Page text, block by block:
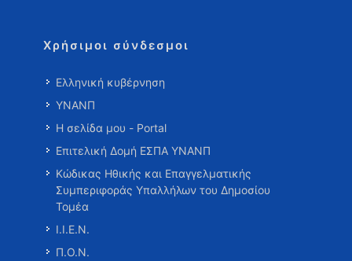
Χρήσιμοι σύνδεσμοι
Ελληνική κυβέρνηση
ΥΝΑΝΠ
Η σελίδα μου - Portal
Επιτελική Δομή ΕΣΠΑ ΥΝΑΝΠ
Κώδικας Ηθικής και Επαγγελματικής
Συμπεριφοράς Υπαλλήλων του Δημοσίου
Τομέα
Ι.Ι.Ε.Ν.
Π.Ο.Ν.